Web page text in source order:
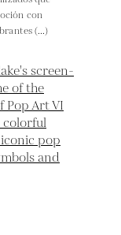
con
(...)